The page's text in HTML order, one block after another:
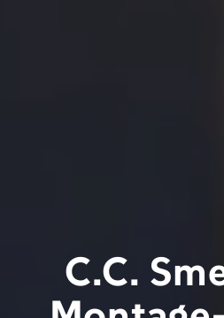
C.C.